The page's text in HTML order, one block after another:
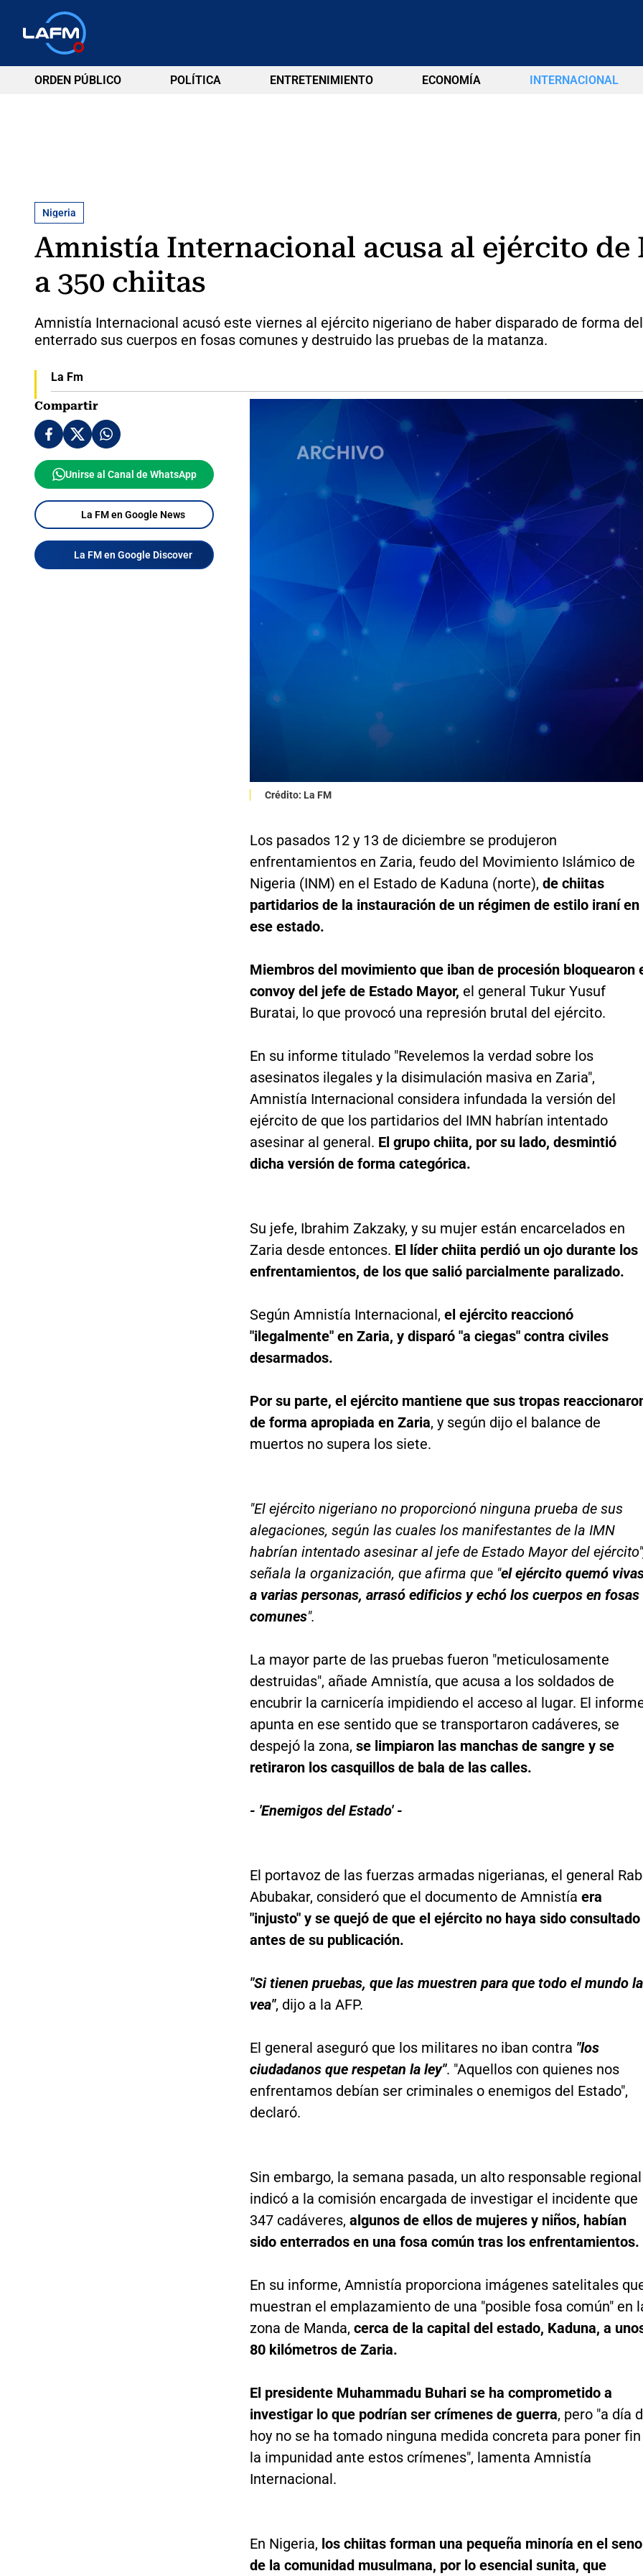
ORDEN PÚBLICO POLÍTICA ENTRETENIMIENTO ECONOMÍA INTERNACIONAL
Nigeria
Amnistía Internacional acusa al ejército de
a 350 chiitas
Amnistía Internacional acusó este viernes al ejército nigeriano de haber disparado de forma
enterrado sus cuerpos en fosas comunes y destruido las pruebas de la matanza.
La Fm
Compartir
Unirse al Canal de WhatsApp
La FM en Google News
La FM en Google Discover
Crédito: La FM
Los pasados 12 y 13 de diciembre se produjeron
enfrentamientos en Zaria, feudo del Movimiento Islámico de
Nigeria (INM) en el Estado de Kaduna (norte), de chiitas
partidarios de la instauración de un régimen de estilo iraní en
ese estado.
Miembros del movimiento que iban de procesión bloquearon
convoy del jefe de Estado Mayor, el general Tukur Yusuf
Buratai, lo que provocó una represión brutal del ejército.
En su informe titulado "Revelemos la verdad sobre los
asesinatos ilegales y la disimulación masiva en Zaria",
Amnistía Internacional considera infundada la versión del
ejército de que los partidarios del IMN habrían intentado
asesinar al general. El grupo chiita, por su lado, desmintió
dicha versión de forma categórica.
Su jefe, Ibrahim Zakzaky, y su mujer están encarcelados en
Zaria desde entonces. El líder chiita perdió un ojo durante los
enfrentamientos, de los que salió parcialmente paralizado.
Según Amnistía Internacional, el ejército reaccionó
"ilegalmente" en Zaria, y disparó "a ciegas" contra civiles
desarmados.
Por su parte, el ejército mantiene que sus tropas
de forma apropiada en Zaria, y según dijo el balance de
muertos no supera los siete.
"El ejército nigeriano no proporcionó ninguna prueba de sus
alegaciones, según las cuales los manifestantes de la IMN
habrían intentado asesinar al jefe de Estado Mayor del
señala la organización, que afirma que "el ejército quemó
a varias personas, arrasó edificios y echó los cuerpos en fosas
comunes".
La mayor parte de las pruebas fueron "meticulosamente
destruidas", añade Amnistía, que acusa a los soldados de
encubrir la carnicería impidiendo el acceso al lugar. El
apunta en ese sentido que se transportaron cadáveres, se
despejó la zona, se limpiaron las manchas de sangre y se
retiraron los casquillos de bala de las calles.
- 'Enemigos del Estado' -
El portavoz de las fuerzas armadas nigerianas, el general
Abubakar, consideró que el documento de Amnistía era
"injusto" y se quejó de que el ejército no haya sido consultado
antes de su publicación.
"Si tienen pruebas, que las muestren para que todo el mundo
vea", dijo a la AFP.
El general aseguró que los militares no iban contra "los
ciudadanos que respetan la ley". "Aquellos con quienes nos
enfrentamos debían ser criminales o enemigos del Estado",
declaró.
Sin embargo, la semana pasada, un alto responsable regional
indicó a la comisión encargada de investigar el incidente que
347 cadáveres, algunos de ellos de mujeres y niños, habían
sido enterrados en una fosa común tras los enfrentamientos.
En su informe, Amnistía proporciona imágenes satelitales
muestran el emplazamiento de una "posible fosa común" en
zona de Manda, cerca de la capital del estado, Kaduna, a
80 kilómetros de Zaria.
El presidente Muhammadu Buhari se ha comprometido a
investigar lo que podrían ser crímenes de guerra, pero "a día
hoy no se ha tomado ninguna medida concreta para poner
la impunidad ante estos crímenes", lamenta Amnistía
Internacional.
En Nigeria, los chiitas forman una pequeña minoría en el seno
de la comunidad musulmana, por lo esencial sunita, que